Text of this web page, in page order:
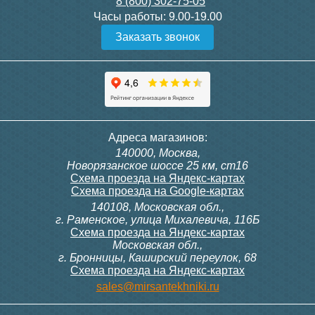
Конвектор ITT.080.200.1300
с решеткой GRILL.SGW-20-
Конвектор ITT.080.200.1000
с решеткой GRILL.SGW-20-
Конвектор ITT.080.200.1000
с решеткой GRILL.SGW-20-
Конвектор ITT.080.200.900 с
решеткой GRILL.SGA-20-
Подробнее Подробнее
100T, 230В (накладной,
расписание, упр.с пульта)
28 000
300, 230В (врезной - квадр.
коробка)
9 700
Часы работы: 9.00-19.00
Заказать звонок
Адреса магазинов:
140000, Москва,
Новорязанское шоссе 25 км, ст16
Схема проезда на Яндекс-картах
Схема проезда на Google-картах
140108, Московская обл.,
г. Раменское, улица Михалевича, 116Б
Схема проезда на Яндекс-картах
Московская обл.,
г. Бронницы, Каширский переулок, 68
Схема проезда на Яндекс-картах
sales@mirsantekhniki.ru